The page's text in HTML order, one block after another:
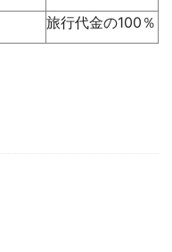
旅行代金の100％